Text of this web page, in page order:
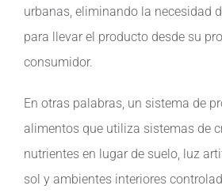
urbanas, eliminando la necesidad
para llevar el producto desde su
consumidor.
En otras palabras, un sistema de
alimentos que utiliza sistemas de
nutrientes en lugar de suelo, luz
sol y ambientes interiores